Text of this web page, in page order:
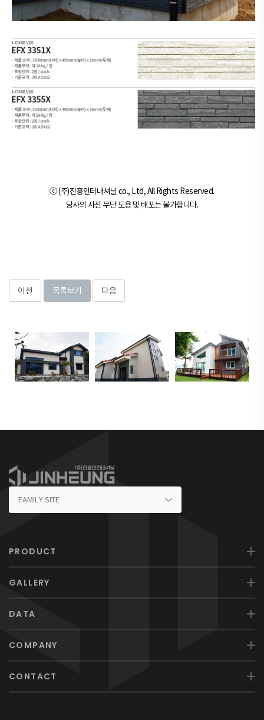
ⓒ (주)진흥인터내셔날 co., Ltd, All Rights Reserved.
당사의 사진 무단 도용 및 배포는 불가합니다.
이전 목록보기 다음
PRODUCT
GALLERY
DATA
COMPANY
CONTACT